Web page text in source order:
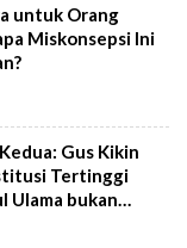
untuk Orang
Miskonsepsi Ini
Gus Kikin
Tertinggi
Ulama bukan